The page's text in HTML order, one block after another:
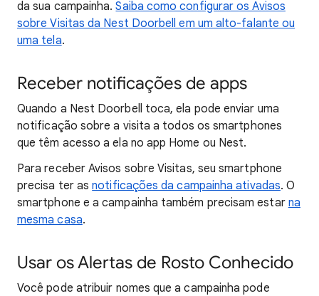
da sua campainha.Saiba como configurar os Avisos
sobre Visitas da Nest Doorbell em um alto-falante ou
uma tela.
Receber notificações de apps
Quando a Nest Doorbell toca, ela pode enviar uma
notificação sobre a visita a todos os smartphones
que têm acesso a ela no app Home ou Nest.
Para receber Avisos sobre Visitas, seu smartphone
precisa ter asnotificações da campainha ativadas. O
smartphone e a campainha também precisam estar na
mesma casa.
Usar os Alertas de Rosto Conhecido
Você pode atribuir nomes que a campainha pode